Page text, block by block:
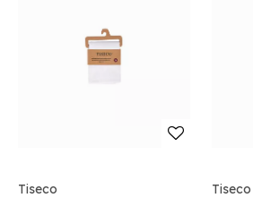
Tiseco Tiseco